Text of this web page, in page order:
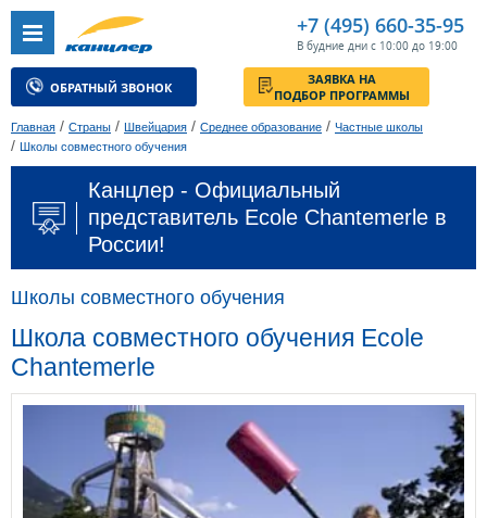
+7 (495) 660-35-95
В будние дни с 10:00 до 19:00
ОБРАТНЫЙ ЗВОНОК
ЗАЯВКА НА
ПОДБОР ПРОГРАММЫ
Главная / Страны / Швейцария / Среднее образование / Частные школы
/ Школы совместного обучения
Канцлер - Официальный
представитель Ecole Chantemerle в
России!
Школы совместного обучения
Школа совместного обучения Ecole
Chantemerle